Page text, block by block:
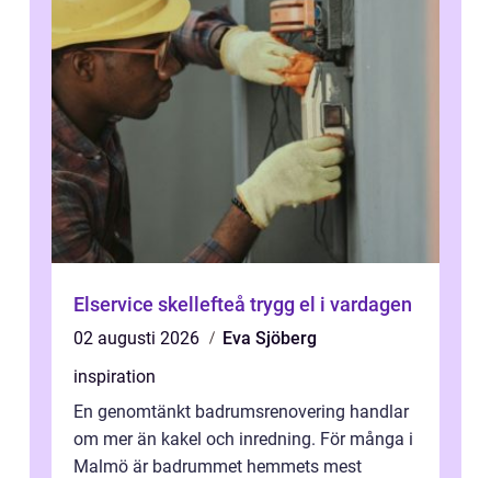
Elservice skellefteå trygg el i vardagen
02 augusti 2026
Eva Sjöberg
inspiration
En genomtänkt badrumsrenovering handlar
om mer än kakel och inredning. För många i
Malmö är badrummet hemmets mest